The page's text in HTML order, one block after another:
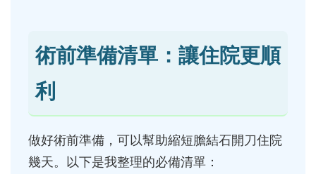
術前準備清單：讓住院更順
利
做好術前準備，可以幫助縮短膽結石開刀住院
幾天。以下是我整理的必備清單：